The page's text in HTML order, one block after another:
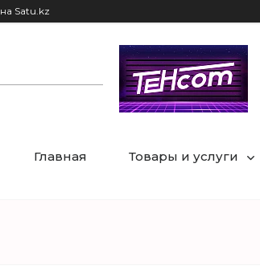
на Satu.kz
Главная Товары и услуги